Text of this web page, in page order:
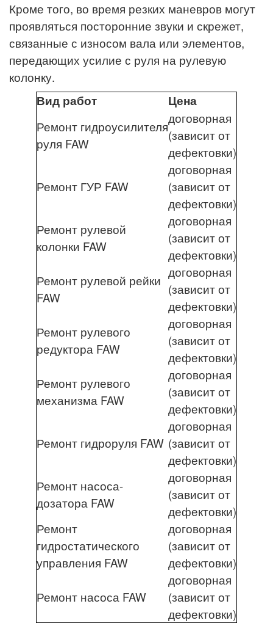
Кроме того, во время резких маневров могут
проявляться посторонние звуки и скрежет,
связанные с износом вала или элементов,
передающих усилие с руля на рулевую
колонку.
Вид работ Цена
Ремонт гидроусилителя
руля FAW
договорная
(зависит от
дефектовки)
Ремонт ГУР FAW
договорная
(зависит от
дефектовки)
Ремонт рулевой
колонки FAW
договорная
(зависит от
дефектовки)
Ремонт рулевой рейки
FAW
договорная
(зависит от
дефектовки)
Ремонт рулевого
редуктора FAW
договорная
(зависит от
дефектовки)
Ремонт рулевого
механизма FAW
договорная
(зависит от
дефектовки)
Ремонт гидроруля FAW
договорная
(зависит от
дефектовки)
Ремонт насоса-
дозатора FAW
договорная
(зависит от
дефектовки)
Ремонт
гидростатического
управления FAW
договорная
(зависит от
дефектовки)
Ремонт насоса FAW
договорная
(зависит от
дефектовки)